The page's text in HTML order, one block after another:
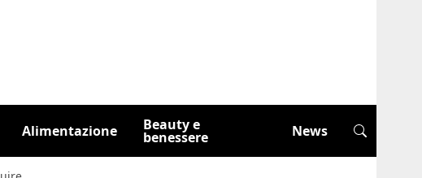
Alimentazione Beauty e
benessere News